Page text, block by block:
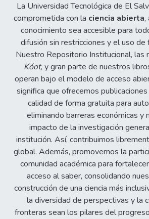
La Universidad Tecnológica de El
comprometida con la ciencia abierta,
conocimiento sea accesible para
difusión sin restricciones y el uso de
Nuestro Repositorio Institucional, las
Kóot, y gran parte de nuestros
operan bajo el modelo de acceso
significa que ofrecemos
calidad de forma gratuita para
eliminando barreras económicas y
impacto de la investigación
institución. Así, contribuimos
global. Además, promovemos la
comunidad académica para
acceso al saber, consolidando
construcción de una ciencia más
la diversidad de perspectivas y la
fronteras sean los pilares del